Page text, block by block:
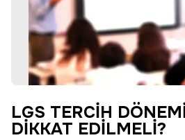
LGS TERCİH
DİKKAT EDİLMELİ?